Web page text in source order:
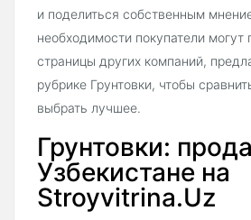
и поделиться собственным
необходимости покупатели могут
страницы других компаний,
рубрике Грунтовки, чтобы
выбрать лучшее.
Грунтовки:
Узбекистане на
Stroyvitrina.Uz